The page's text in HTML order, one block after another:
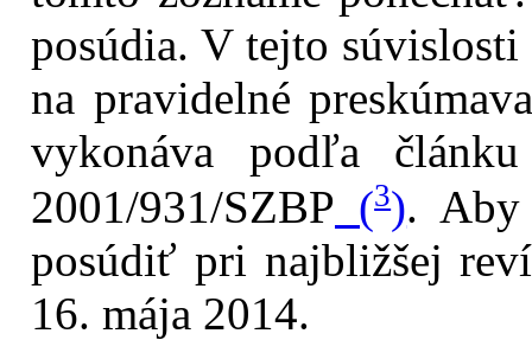
posúdia. V tejto
na pravidelné
vykonáva podľa
2001/931/SZBP (3). Aby
posúdiť pri najbližšej
16. mája 2014.